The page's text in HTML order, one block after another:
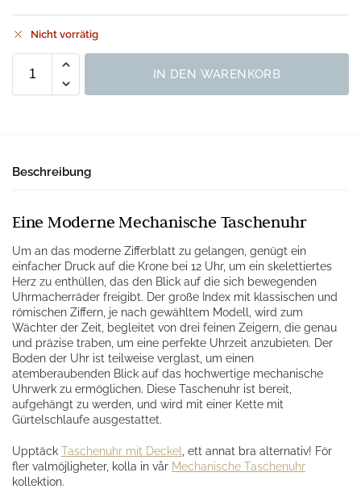
Nicht vorrätig
IN DEN WARENKORB
Beschreibung
Eine Moderne Mechanische Taschenuhr
Um an das moderne Zifferblatt zu gelangen, genügt ein
einfacher Druck auf die Krone bei 12 Uhr, um ein skelettiertes
Herz zu enthüllen, das den Blick auf die sich bewegenden
Uhrmacherräder freigibt. Der große Index mit klassischen und
römischen Ziffern, je nach gewähltem Modell, wird zum
Wächter der Zeit, begleitet von drei feinen Zeigern, die genau
und präzise traben, um eine perfekte Uhrzeit anzubieten. Der
Boden der Uhr ist teilweise verglast, um einen
atemberaubenden Blick auf das hochwertige mechanische
Uhrwerk zu ermöglichen. Diese Taschenuhr ist bereit,
aufgehängt zu werden, und wird mit einer Kette mit
Gürtelschlaufe ausgestattet.
Upptäck Taschenuhr mit Deckel
, ett annat bra alternativ! För
fler valmöjligheter, kolla in vår Mechanische Taschenuhr
kollektion.